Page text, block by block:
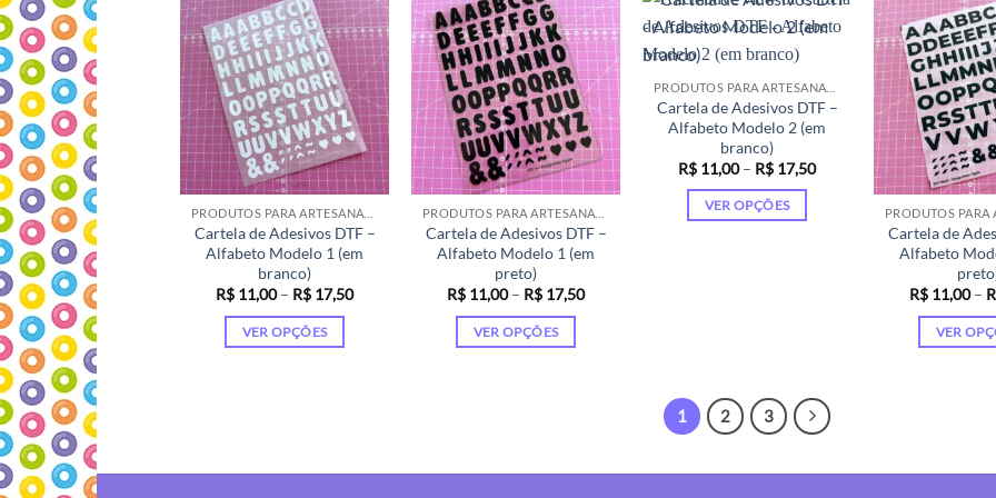
várias
variantes.
As
opções
podem
ser
escolhidas
na
página
do
produto
várias
variantes.
As
opções
podem
ser
escolhidas
na
página
do
produto
várias
variantes.
As
opções
podem
ser
escolhidas
na
página
As
na
do
PRODUTOS PARA ARTESANATO
Cartela de Adesivos DTF –
Alfabeto Modelo 1 (em
branco)
R$ 11,00 – R$ 17,50Faixa
VER OPÇÕES
PRODUTOS PARA ARTESANATO
Cartela de Adesivos DTF –
Alfabeto Modelo 1 (em
preto)
R$ 11,00 – R$ 17,50Faixa
VER OPÇÕES
PRODUTOS PARA ARTESANATO
Cartela de Adesivos DTF –
Alfabeto Modelo 2 (em
branco)
R$ 11,00 – R$ 17,50Faixa
VER OPÇÕES
podem
ser
Cartela de
Alfabeto
R$ 11,00 –
VER
1 2 3